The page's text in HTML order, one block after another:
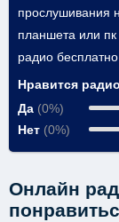
прослушивания
планшета или
радио
Нравится
Да (0%)
Нет (0%)
Онлайн